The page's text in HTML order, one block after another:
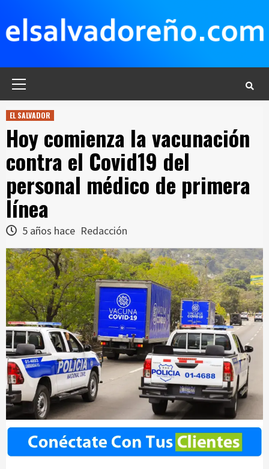
contenido
EL SALVADOR
Hoy comienza la vacunación
contra el Covid19 del
personal médico de primera
línea
5 años hace Redacción